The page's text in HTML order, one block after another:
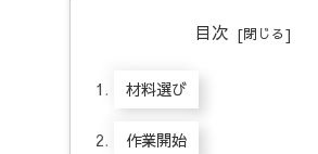
目次
材料選び
作業開始